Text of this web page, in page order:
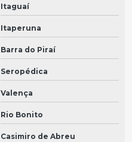
Itaguaí
Itaperuna
Barra do Piraí
Seropédica
Valença
Rio Bonito
Casimiro de Abreu